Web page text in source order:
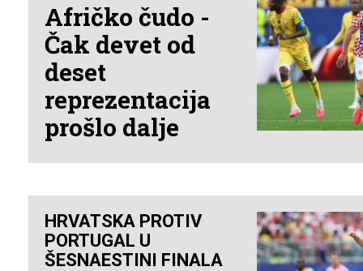
Afričko čudo -
Čak devet od
deset
reprezentacija
prošlo dalje
HRVATSKA PROTIV
PORTUGAL U
ŠESNAESTINI FINALA